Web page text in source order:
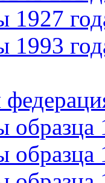
1927
1993
образца
образца